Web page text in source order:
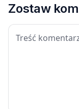
Zostaw